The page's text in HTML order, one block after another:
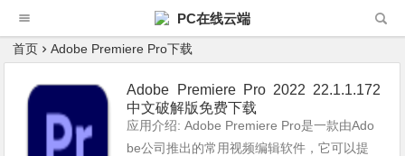
PC在线云端
首页 Adobe Premiere Pro下载
Adobe Premiere Pro 2022 22.1.1.172
中文破解版免费下载
应用介绍: Adobe Premiere Pro是一款由Ado
be公司推出的常用视频编辑软件，它可以提